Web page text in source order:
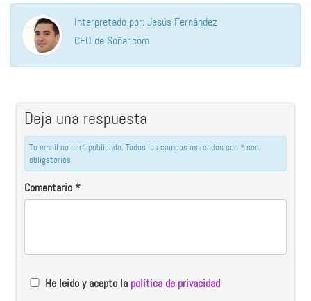
Interpretado por: Jesús Fernández
CEO de Soñar.com
Deja una respuesta
Tu email no será publicado. Todos los campos marcados con * son
obligatorios
Comentario*
He leido y acepto la política de privacidad